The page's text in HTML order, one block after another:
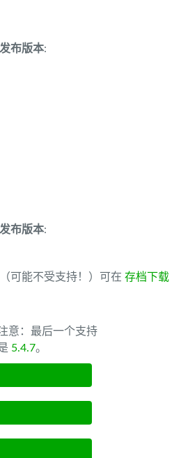
布版本:
布版本:
可能不受支持！）可在 存档下载
意：最后一个支持
5.4.7。